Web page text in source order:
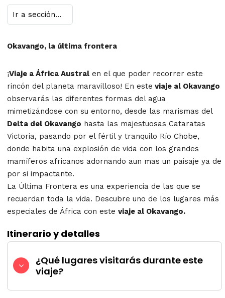
Okavango, la última frontera
¡Viaje a África Austral en el que poder recorrer este
rincón del planeta maravilloso! En este viaje al Okavango
observarás las diferentes formas del agua
mimetizándose con su entorno, desde las marismas del
Delta del Okavango hasta las majestuosas Cataratas
Victoria, pasando por el fértil y tranquilo Río Chobe,
donde habita una explosión de vida con los grandes
mamíferos africanos adornando aun mas un paisaje ya de
por si impactante.
La Última Frontera es una experiencia de las que se
recuerdan toda la vida. Descubre uno de los lugares más
especiales de África con este viaje al Okavango.
Itinerario y detalles
¿Qué lugares visitarás durante este
viaje?